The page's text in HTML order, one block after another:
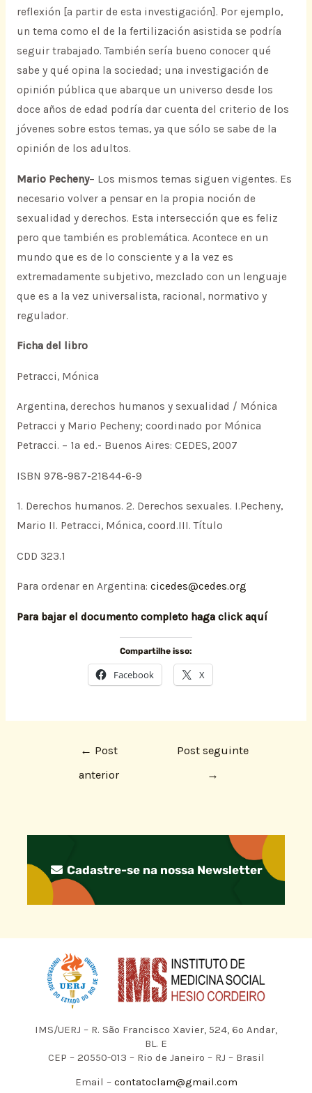
reflexión [a partir de esta investigación]. Por ejemplo,
un tema como el de la fertilización asistida se podría
seguir trabajado. También sería bueno conocer qué
sabe y qué opina la sociedad; una investigación de
opinión pública que abarque un universo desde los
doce años de edad podría dar cuenta del criterio de los
jóvenes sobre estos temas, ya que sólo se sabe de la
opinión de los adultos.
Mario Pecheny– Los mismos temas siguen vigentes. Es
necesario volver a pensar en la propia noción de
sexualidad y derechos. Esta intersección que es feliz
pero que también es problemática. Acontece en un
mundo que es de lo consciente y a la vez es
extremadamente subjetivo, mezclado con un lenguaje
que es a la vez universalista, racional, normativo y
regulador.
Ficha del libro
Petracci, Mónica
Argentina, derechos humanos y sexualidad / Mónica
Petracci y Mario Pecheny; coordinado por Mónica
Petracci. – 1ª ed.- Buenos Aires: CEDES, 2007
ISBN 978-987-21844-6-9
1. Derechos humanos. 2. Derechos sexuales. I.Pecheny,
Mario II. Petracci, Mónica, coord.III. Título
CDD 323.1
Para ordenar en Argentina: cicedes@cedes.org
Para bajar el documento completo haga click aquí
Compartilhe isso:
Facebook X
← Post
anterior
Post seguinte
→
Cadastre-se na nossa Newsletter
IMS/UERJ – R. São Francisco Xavier, 524, 6º Andar,
BL. E
CEP – 20550-013 – Rio de Janeiro – RJ – Brasil
Email –contatoclam@gmail.com